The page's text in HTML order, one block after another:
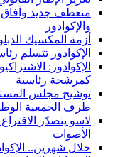
منعطف جديد وآفاق
والإكوادور
أزمة المكسيك
الإكوادور تتسلم
الإكوادور:
كمرشحة رئاسية
توشيح مجلس
طرف الجمعية
الأصوات
خلال شهرين..